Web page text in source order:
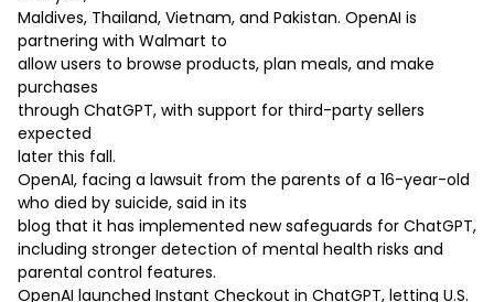
Maldives, Thailand, Vietnam, and Pakistan. OpenAI is
partnering with Walmart to
allow users to browse products, plan meals, and make
purchases
through ChatGPT, with support for third-party sellers
expected
later this fall.
OpenAI, facing a lawsuit from the parents of a 16-year-old
who died by suicide, said in its
blog that it has implemented new safeguards for ChatGPT,
including stronger detection of mental health risks and
parental control features.
OpenAI launched Instant Checkout in ChatGPT, letting U.S.